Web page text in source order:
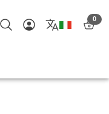
0